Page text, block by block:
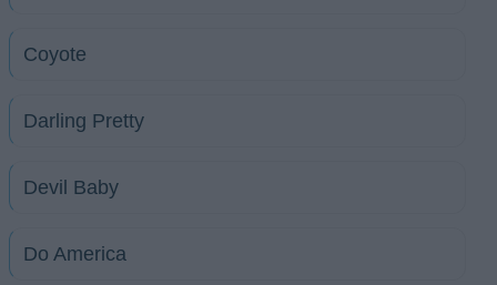
Coyote
Darling Pretty
Devil Baby
Do America